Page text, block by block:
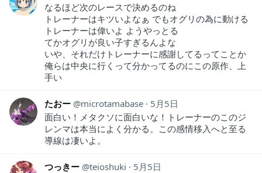
なるほど次のレースで決めるのね
トレーナーはキツいよなぁ でもオグリの為に動ける
トレーナーは偉いよ ようやっとる
てかオグリが良い子すぎるんよな
いや、それだけトレーナーに感謝してるってことか
俺らは中央に行くって分かってるのにこの原作、上
手い
たおー microtamabase
5月5日
面白い！メタクソに面白いな！トレーナーのこのジ
レンマは本当によく分かる。この感情移入へと至る
導線は凄いよ。
つっきー teioshuki
5月5日